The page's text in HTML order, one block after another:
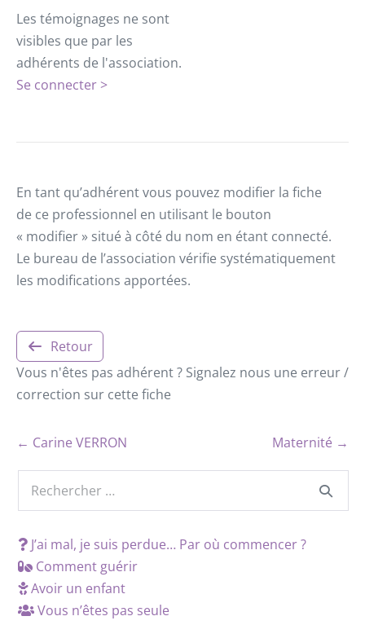
Les témoignages ne sont
visibles que par les
adhérents de l'association.
Se connecter >
En tant qu’adhérent vous pouvez modifier la fiche
de ce professionnel en utilisant le bouton
« modifier » situé à côté du nom en étant connecté.
Le bureau de l’association vérifie systématiquement
les modifications apportées.
Retour
Vous n'êtes pas adhérent ? Signalez nous une erreur /
correction sur cette fiche
← Carine VERRON Maternité →
J’ai mal, je suis perdue… Par où commencer ?
Comment guérir
Avoir un enfant
Vous n’êtes pas seule